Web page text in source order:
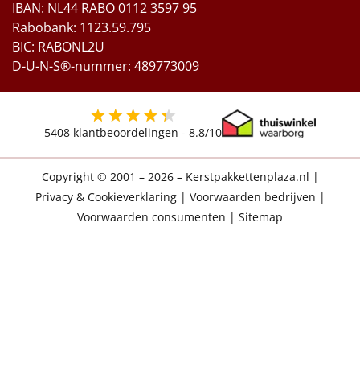
IBAN: NL44 RABO 0112 3597 95
Rabobank: 1123.59.795
BIC: RABONL2U
D-U-N-S®-nummer: 489773009
5408 klantbeoordelingen - 8.8/10
Copyright © 2001 – 2026 – Kerstpakkettenplaza.nl |
Privacy & Cookieverklaring| Voorwaarden bedrijven |
Voorwaarden consumenten | Sitemap